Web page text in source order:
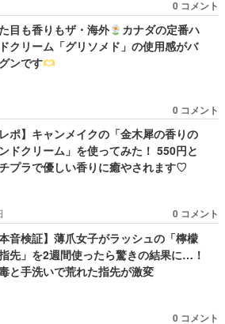
0 コメント
目も香りもザ・海外
カナダの定番ハ
クリーム「グリソメド」の使用感がバ
ンです
0 コメント
レポ】キャンメイクの「金木犀の香りの
ドクリーム」を使ってみた！ 550円と
プラで優しい香りに癒やされます♡
0 コメント
本音検証】薄爪女子がラッシュの「檸檬
先」を2週間使ったら驚きの結果に…！
と手洗いで荒れた指先が激変
0 コメント